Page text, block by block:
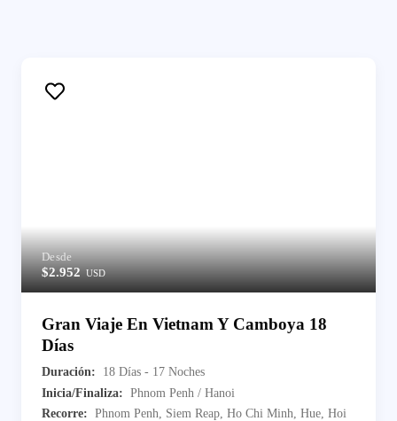
Desde
$2.952USD
Gran Viaje En Vietnam Y Camboya 18
Días
Duración:
18 Días - 17 Noches
Inicia/Finaliza: Phnom Penh / Hanoi
Recorre: Phnom Penh, Siem Reap, Ho Chi Minh, Hue, Hoi